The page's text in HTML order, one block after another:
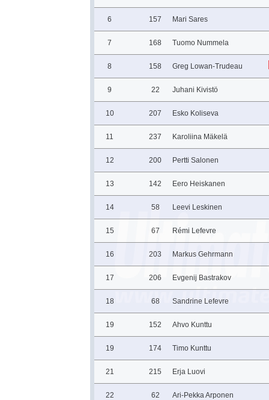
6 157 Mari Sares
7 168 Tuomo Nummela
8 158 Greg Lowan-Trudeau
9 22 Juhani Kivistö
10 207 Esko Koliseva
11 237 Karoliina Mäkelä
12 200 Pertti Salonen
13 142 Eero Heiskanen
14 58 Leevi Leskinen
15 67 Rémi Lefevre
16 203 Markus Gehrmann
17 206 Evgenij Bastrakov
18 68 Sandrine Lefevre
19 152 Ahvo Kunttu
19 174 Timo Kunttu
21 215 Erja Luovi
22 62 Ari-Pekka Arponen